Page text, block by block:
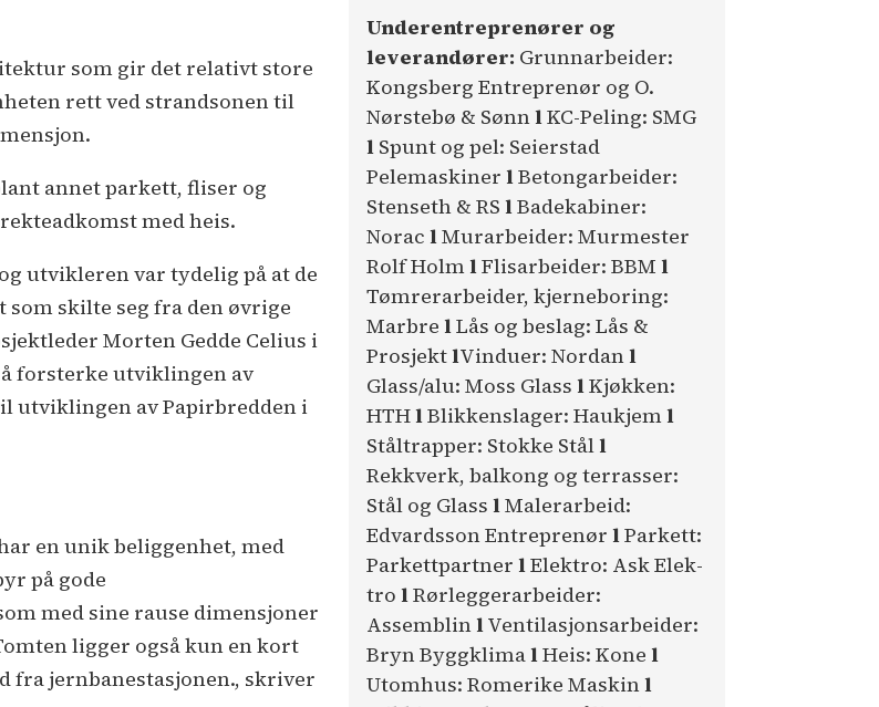
Underentreprenører og
leverandører: Grunnarbeider:
Kongsberg Entreprenør og O.
Nørstebø & SønnlKC-Peling: SMG
lSpunt og pel: Seierstad
Pelemaskiner lBetongarbeider:
Stenseth & RS lBadekabiner:
Norac lMurarbeider: Murmester
Rolf HolmlFlisarbeider: BBM l
Tømrerarbeider, kjerneboring:
Marbre lLås og beslag: Lås &
ProsjektlVinduer: Nordanl
Glass/alu: Moss Glass lKjøkken:
HTHlBlikkenslager: Haukjeml
Ståltrapper: Stokke Ståll
Rekkverk, balkong og terrasser:
Stål og Glass lMalerarbeid:
Edvardsson Entreprenør lParkett:
Parkettpartner lElektro: Ask Elek-
tro lRørleggerarbeider:
AssemblinlVentilasjonsarbeider:
Bryn ByggklimalHeis: Kone l
Utomhus: Romerike Maskinl
som gir det relativt store
rett ved strandsonen til
annet parkett, fliser og
med heis.
utvikleren var tydelig på at de
skilte seg fra den øvrige
Morten Gedde Celius i
forsterke utviklingen av
utviklingen av Papirbredden i
en unik beliggenhet, med
på gode
med sine rause dimensjoner
ligger også kun en kort
fra jernbanestasjonen., skriver